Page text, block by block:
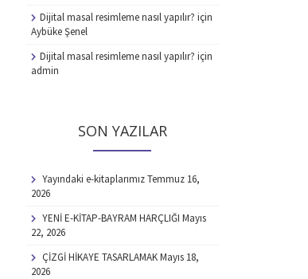
Dijital masal resimleme nasıl yapılır? için
Aybüke Şenel
Dijital masal resimleme nasıl yapılır? için
admin
SON YAZILAR
Yayındaki e-kitaplarımız Temmuz 16,
2026
YENİ E-KİTAP-BAYRAM HARÇLIĞI Mayıs
22, 2026
ÇİZGİ HİKAYE TASARLAMAK Mayıs 18,
2026